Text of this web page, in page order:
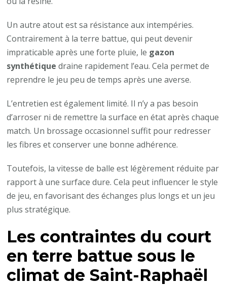
Un autre atout est sa résistance aux intempéries.
Contrairement à la terre battue, qui peut devenir
impraticable après une forte pluie, le gazon
synthétique draine rapidement l’eau. Cela permet de
reprendre le jeu peu de temps après une averse.
L’entretien est également limité. Il n’y a pas besoin
d’arroser ni de remettre la surface en état après chaque
match. Un brossage occasionnel suffit pour redresser
les fibres et conserver une bonne adhérence.
Toutefois, la vitesse de balle est légèrement réduite par
rapport à une surface dure. Cela peut influencer le style
de jeu, en favorisant des échanges plus longs et un jeu
plus stratégique.
Les contraintes du court
en terre battue sous le
climat de Saint-Raphaël